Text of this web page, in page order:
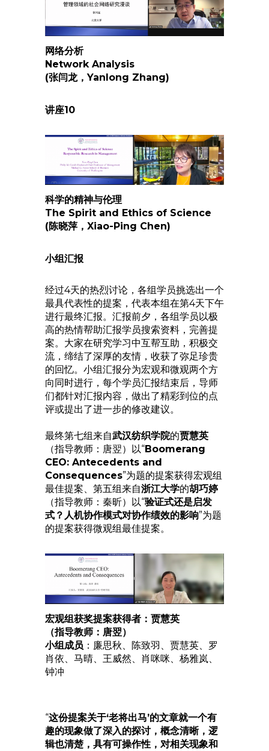
网络分析
Network Analysis
(张闫龙，Yanlong Zhang)
讲座10
科学的精神与伦理
The Spirit and Ethics of Science
(陈晓萍，Xiao-Ping Chen)
小组汇报
经过4天的热烈讨论，各组学员挑选出一个
最具代表性的提案，代表本组在第4天下午
进行最终汇报。汇报前夕，各组学员以极
高的热情帮助汇报学员搜索资料，完善提
案。大家在研究学习中互帮互助，积极交
流，缔结了深厚的友情，收获了弥足珍贵
的回忆。小组汇报分为宏观和微观两个方
向同时进行，每个学员汇报结束后，导师
们都针对汇报内容，做出了精彩到位的点
评或提出了进一步的修改建议。
最终第七组来自武汉纺织学院的贾慧英
（指导教师：唐翌）以“Boomerang
CEO: Antecedents and
Consequences”为题的提案获得宏观组
最佳提案、第五组来自浙江大学的胡巧婷
（指导教师：秦昕）以“验证式还是启发
式？人机协作模式对协作绩效的影响”为题
的提案获得微观组最佳提案。
宏观组获奖提案获得者：贾慧英
（指导教师：唐翌）
小组成员 ：廉思秋、陈致羽、贾慧英、罗
肖依、马晴、王威然、肖咪咪、杨雅岚、
钟冲
“这份提案关于‘老将出马’的文章就一个有
趣的现象做了深入的探讨，概念清晰，逻
辑也清楚，具有可操作性，对相关现象和